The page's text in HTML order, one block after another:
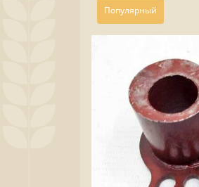
Популярный